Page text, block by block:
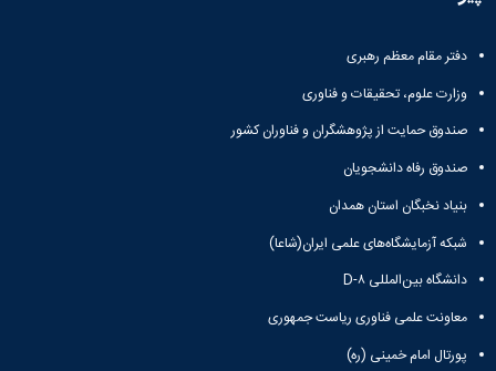
معاونت
تکمیلی
کمیته
منتخب
هیات
کمیته
ترفیع
شورای
فرهنگی
دانشکده
نامه
سمینارها
و
پایان
نامه
آیین‌نامه‌های
معاونت
آموزشی
صنایع
گروه
کامپیوتر
پژوهش
های
مهندسی
صنایع
سیستم
تولید
of
Stress
مهندسی
کامپیوتر
دفتر مقام معظم رهبری
وزارت علوم، تحقیقات و فناوری
صندوق حمایت از پژوهشگران و فناوران کشور
صندوق رفاه دانشجویان
بنیاد نخبگان استان همدان
شبکه آزمایشگاه‌های علمی ایران(شاعا)
دانشگاه بین‌المللی D-۸
معاونت علمی فناوری ریاست جمهوری
پورتال امام خمینی (ره)